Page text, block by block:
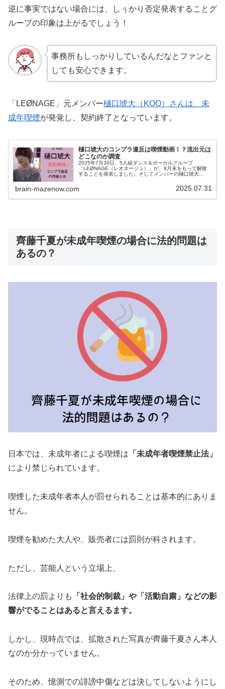
逆に事実ではない場合には、しぅかり否定発表することグ
ループの印象は上がるでしょう！
事務所もしっかりしているんだなとファンと
しても安心できます。
「LEØNAGE」元メンバー樋口琥大（KOO）さんは、未
成年喫煙が発覚し、契約終了となっています。
樋口琥大のコンプラ違反は喫煙動画！？流出元は
どこなのか調査
2025年7月30日、5人組ダンス＆ボーカルグループ
「LEØNAGE（レオネージュ）」が、8月末をもって解散
することを発表しました。そしてメンバーの樋口琥大
brain-mazenow.com 2025.07.31
齊藤千夏が未成年喫煙の場合に法的問題は
あるの？
日本では、未成年者による喫煙は 「未成年者喫煙禁止法」
により禁じられています。
喫煙した未成年者本人が罰せられることは基本的にありま
せん。
喫煙を勧めた大人や、販売者には罰則が科されます。
ただし、芸能人という立場上、
法律上の罰よりも
「社会的制裁」や「活動自粛」などの影
響がでることはあると言えるます。
しかし、現時点では、拡散された写真が齊藤千夏さん本人
なのか分かっていません。
そのため、憶測での誹謗中傷などは決してしないようにし